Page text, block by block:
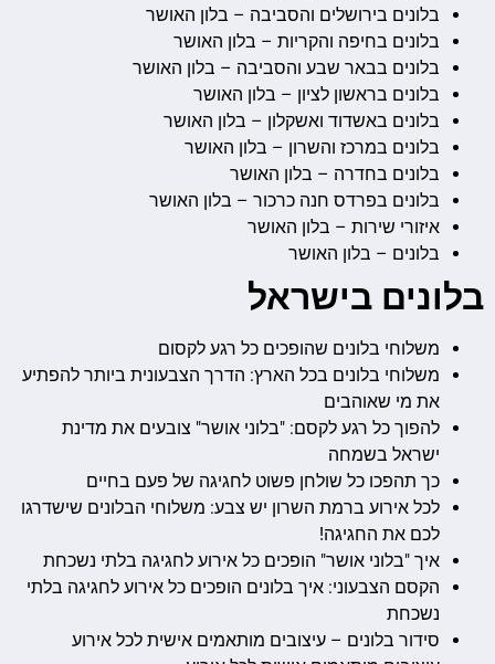
בלונים בירושלים והסביבה – בלון האושר
בלונים בחיפה והקריות – בלון האושר
בלונים בבאר שבע והסביבה – בלון האושר
בלונים בראשון לציון – בלון האושר
בלונים באשדוד ואשקלון – בלון האושר
בלונים במרכז והשרון – בלון האושר
בלונים בחדרה – בלון האושר
בלונים בפרדס חנה כרכור – בלון האושר
איזורי שירות – בלון האושר
בלונים – בלון האושר
בלונים בישראל
משלוחי בלונים שהופכים כל רגע לקסום
משלוחי בלונים בכל הארץ: הדרך הצבעונית ביותר להפתיע
את מי שאוהבים
להפוך כל רגע לקסם: "בלוני אושר" צובעים את מדינת
ישראל בשמחה
כך תהפכו כל שולחן פשוט לחגיגה של פעם בחיים
לכל אירוע ברמת השרון יש צבע: משלוחי הבלונים שישדרגו
לכם את החגיגה!
איך "בלוני אושר" הופכים כל אירוע לחגיגה בלתי נשכחת
הקסם הצבעוני: איך בלונים הופכים כל אירוע לחגיגה בלתי
נשכחת
סידור בלונים – עיצובים מותאמים אישית לכל אירוע